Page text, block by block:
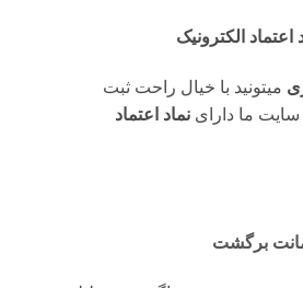
میتونید با خیال راحت ثبت
ما دارای نماد اعتماد